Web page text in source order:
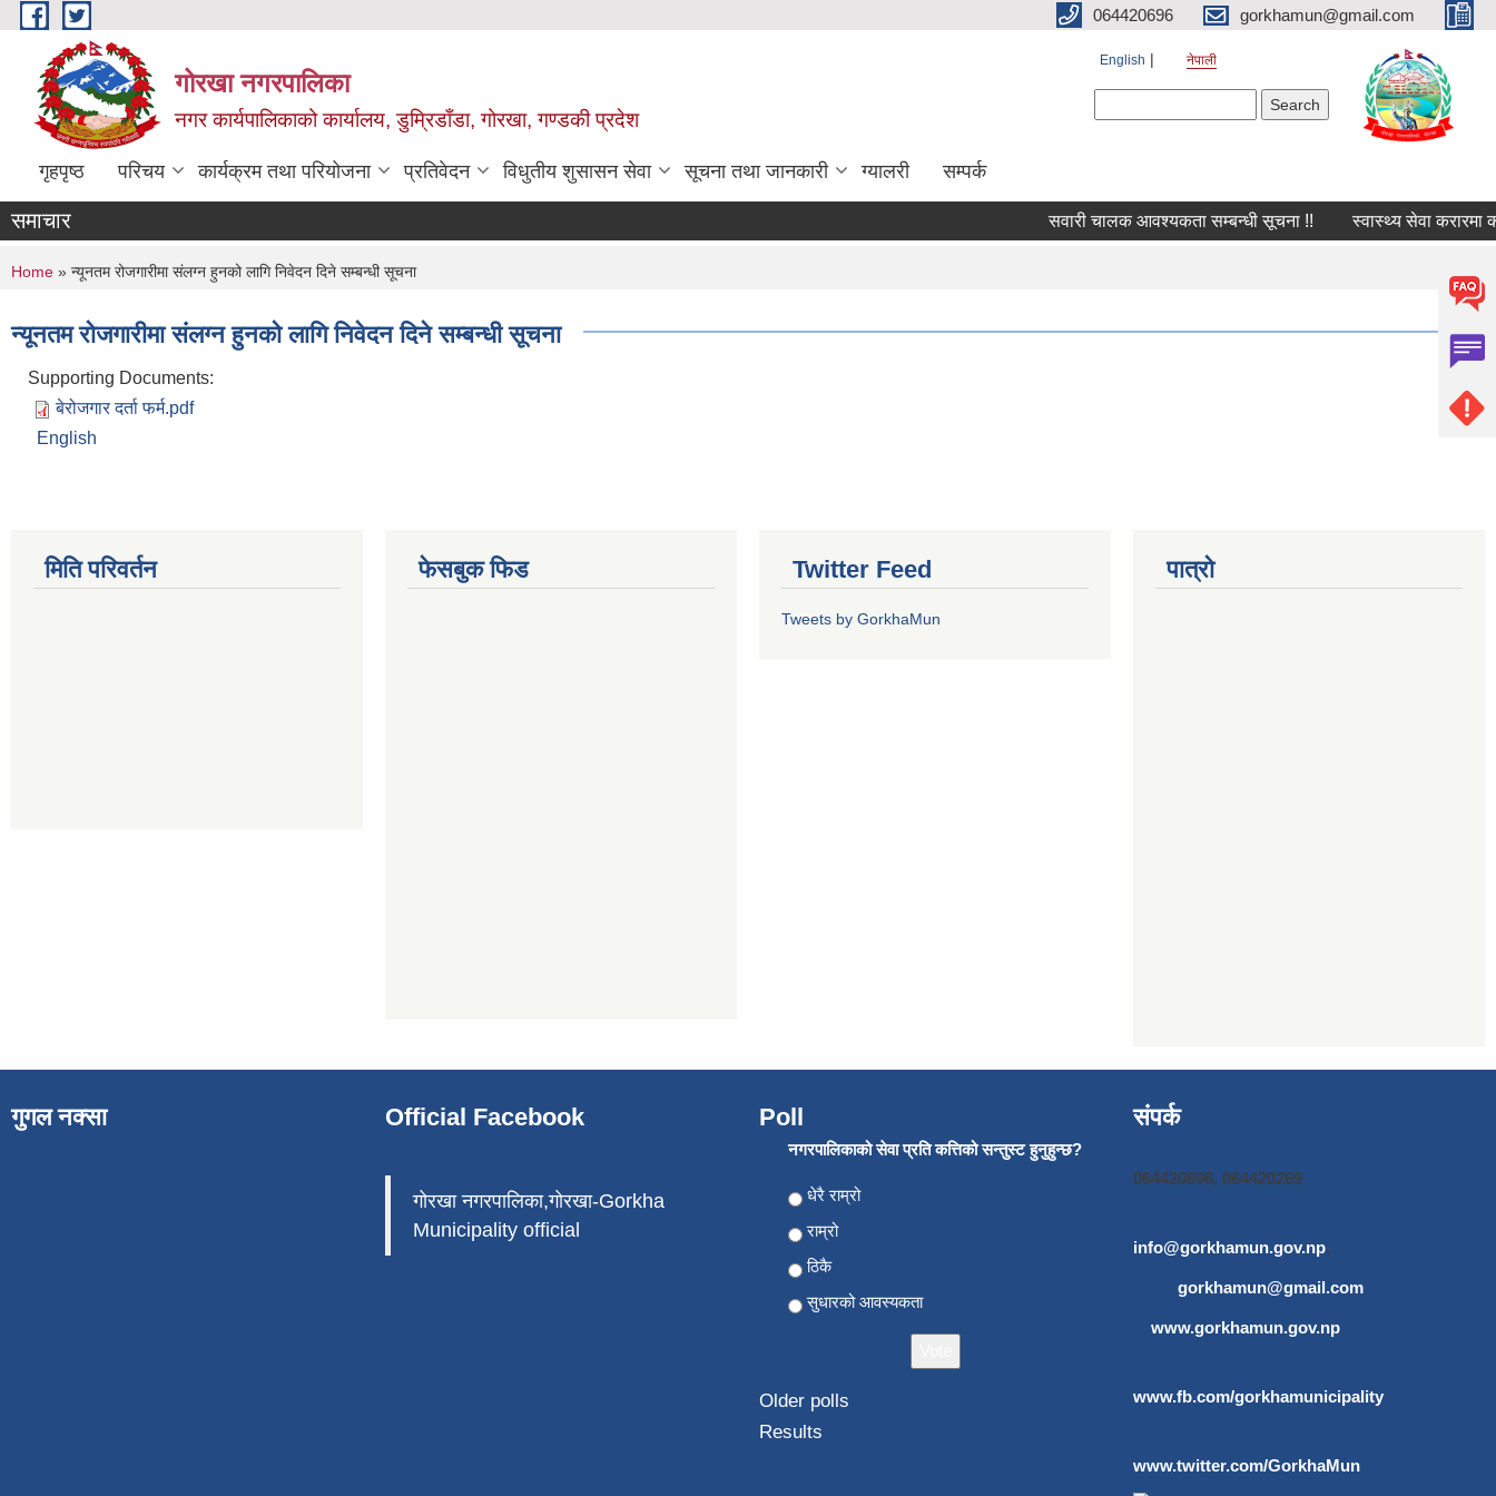
Skip to main content 064420696 gorkhamun@gmail.com
गोरखा नगरपालिका
नगर कार्यपालिकाको कार्यालय, डुम्रिडाँडा, गोरखा, गण्डकी प्रदेश
English नेपाली
गृहपृष्ठ परिचय कार्यक्रम तथा परियोजना प्रतिवेदन विधुतीय शुसासन सेवा सूचना तथा जानकारी ग्यालरी सम्पर्क
समाचार सवारी चालक आवश्यकता सम्बन्धी सूचना !! स्वास्थ्य सेवा करारमा
You are here
Home » न्यूनतम रोजगारीमा संलग्न हुनको लागि निवेदन दिने सम्बन्धी सूचना
न्यूनतम रोजगारीमा संलग्न हुनको लागि निवेदन दिने सम्बन्धी सूचना
Supporting Documents:
बेरोजगार दर्ता फर्म.pdf
English
मिति परिवर्तन फेसबुक फिड Twitter Feed
Tweets by GorkhaMun
पात्रो
गुगल नक्सा Official Facebook
गोरखा नगरपालिका,गोरखा-Gorkha
Municipality official
Poll
नगरपालिकाको सेवा प्रति कत्तिको सन्तुस्ट हुनुहुन्छ?
Choices
धेरै राम्रो
राम्रो
ठिकै
सुधारको आवस्यकता
Older polls
Results
संपर्क
064420696, 064420269
info@gorkhamun.gov.np,
gorkhamun@gmail.com
www.gorkhamun.gov.np
www.fb.com/gorkhamunicipality
www.twitter.com/GorkhaMun